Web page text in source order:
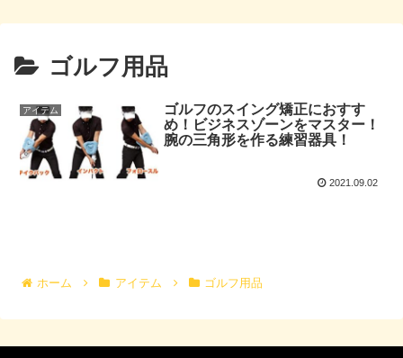
ゴルフ用品
アイテム
ゴルフのスイング矯正におすす
め！ビジネスゾーンをマスター！
腕の三角形を作る練習器具！
2021.09.02
ホーム アイテム ゴルフ用品